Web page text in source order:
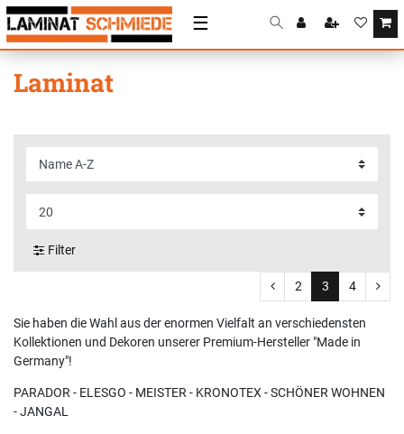
☰
Laminat
Filter
2 3 4
Sie haben die Wahl aus der enormen Vielfalt an verschiedensten
Kollektionen und Dekoren unserer Premium-Hersteller "Made in
Germany"!
PARADOR - ELESGO - MEISTER - KRONOTEX - SCHÖNER WOHNEN
- JANGAL